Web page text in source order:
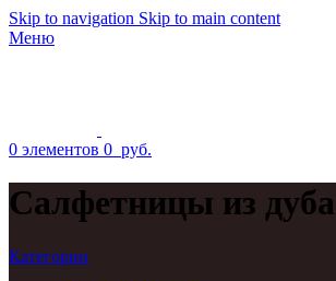
Skip to navigation Skip to main content
Меню
0 элементов 0 руб.
Салфетницы из дуба
Категории